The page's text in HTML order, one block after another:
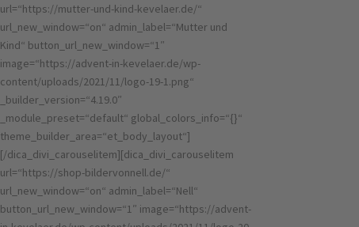
url=“https://mutter-und-kind-kevelaer.de/“
url_new_window=“on“ admin_label=“Mutter und
Kind“ button_url_new_window=“1″
image=“https://advent-in-kevelaer.de/wp-
content/uploads/2021/11/logo-19-1.png“
_builder_version=“4.19.0″
_module_preset=“default“ global_colors_info=“{}“
theme_builder_area=“et_body_layout“]
[/dica_divi_carouselitem][dica_divi_carouselitem
url=“https://shop-bildervonnell.de/“
url_new_window=“on“ admin_label=“Nell“
button_url_new_window=“1″ image=“https://advent-